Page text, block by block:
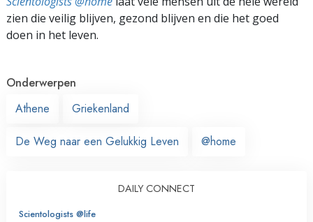
zien die veilig blijven, gezond blijven en die het goed
doen in het leven.
Onderwerpen
Athene
Griekenland
De Weg naar een Gelukkig Leven @home
DAILY CONNECT
Scientologists @life